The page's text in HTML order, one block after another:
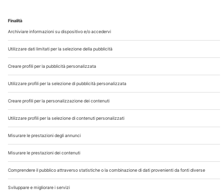
Chi Siamo
Contatti
Note Legali